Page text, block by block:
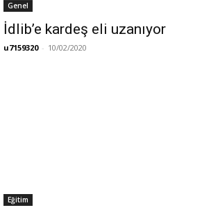
Genel
İdlib’e kardeş eli uzanıyor
u7159320 - 10/02/2020
Eğitim